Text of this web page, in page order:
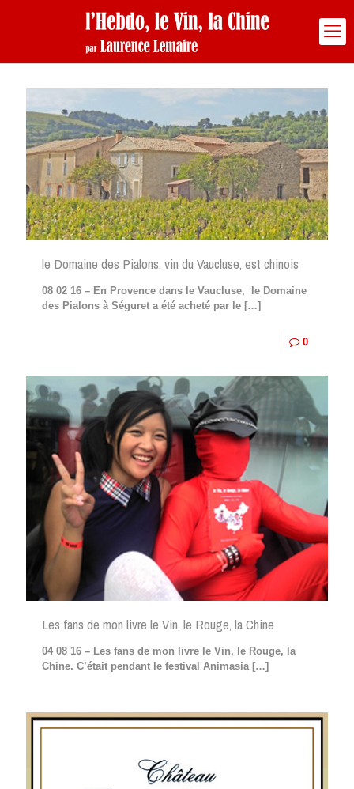
le Domaine des Pialons, vin du Vaucluse, est chinois
08 02 16 – En Provence dans le Vaucluse, le Domaine
des Pialons à Séguret a été acheté par le […]
0
Les fans de mon livre le Vin, le Rouge, la Chine
04 08 16 – Les fans de mon livre le Vin, le Rouge, la
Chine. C’était pendant le festival Animasia[…]